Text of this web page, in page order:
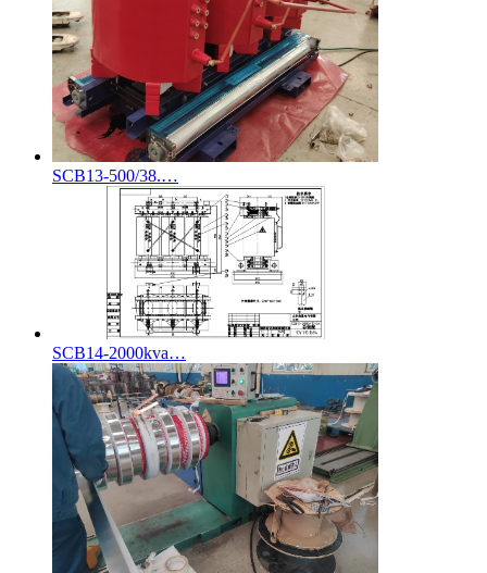
SCB13-500/38.…
SCB14-2000kva…